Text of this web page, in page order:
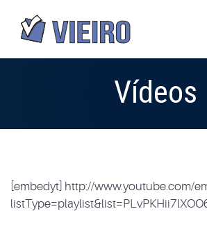
Vídeos
[embedyt] http://www.youtube.com/